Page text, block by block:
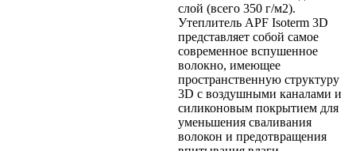
слой (всего 350 г/м2).
Утеплитель APF Isoterm 3D
представляет собой самое
современное вспушенное
волокно, имеющее
пространственную структуру
3D с воздушными каналами и
силиконовым покрытием для
уменьшения сваливания
волокон и предотвращения